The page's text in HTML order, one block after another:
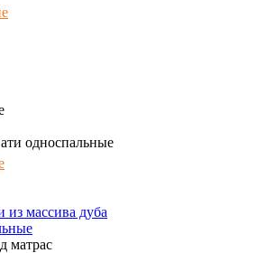
односпальные
из массива дуба
матрас